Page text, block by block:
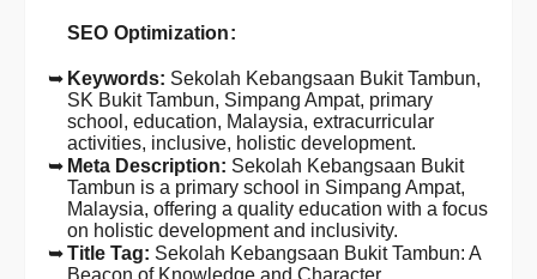
SEO Optimization:
Keywords: Sekolah Kebangsaan Bukit Tambun,
SK Bukit Tambun, Simpang Ampat, primary
school, education, Malaysia, extracurricular
activities, inclusive, holistic development.
Meta Description: Sekolah Kebangsaan Bukit
Tambun is a primary school in Simpang Ampat,
Malaysia, offering a quality education with a focus
on holistic development and inclusivity.
Title Tag: Sekolah Kebangsaan Bukit Tambun: A
Beacon of Knowledge and Character